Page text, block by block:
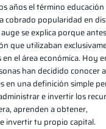
años el término educación
cobrado popularidad en
se explica porque
que utilizaban
el área económica. Hoy
han decidido conocer
en una definición simple
e invertir los
aprenden a obtener,
invertir tu propio capital.